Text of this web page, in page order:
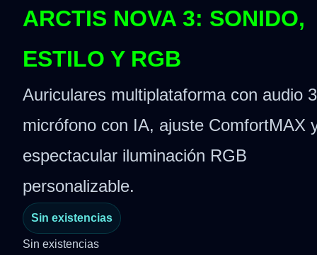
ARCTIS NOVA 3: SONIDO,
ESTILO Y RGB
Auriculares multiplataforma con audio
micrófono con IA, ajuste ComfortMAX
espectacular iluminación RGB
personalizable.
Sin existencias
Sin existencias